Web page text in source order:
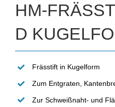
HM-
D
Frässtift in Kugelform
Zum Entgraten,
Zur Schweißnaht- und